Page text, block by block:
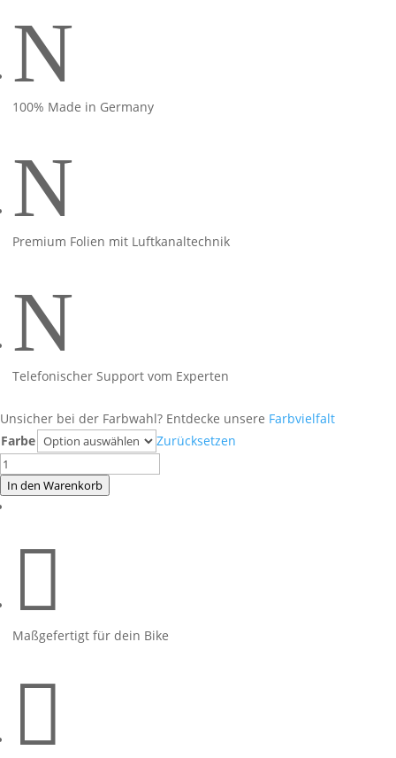
N
100% Made in Germany
N
Premium Folien mit Luftkanaltechnik
N
Telefonischer Support vom Experten
Unsicher bei der Farbwahl? Entdecke unsere Farbvielfalt
Farbe
Zurücksetzen
Kawasaki
Ninja
125
In den Warenkorb

Maßgefertigt für dein Bike
